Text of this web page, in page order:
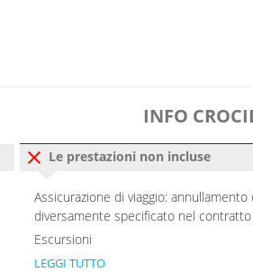
INFO
Le prestazioni non incluse
Assicurazione di viaggio:
diversamente specificato nel contratto
Escursioni
LEGGI TUTTO